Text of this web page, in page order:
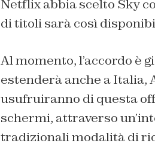
Netflix abbia scelto Sky
di titoli sarà così
Al momento, l’accordo è
estenderà anche a Italia,
usufruiranno di questa
schermi, attraverso
tradizionali modalità di